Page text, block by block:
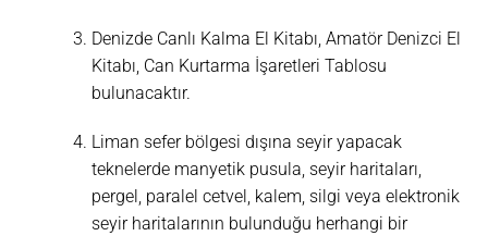
Denizde Canlı Kalma El Kitabı, Amatör Denizci El
Kitabı, Can Kurtarma İşaretleri Tablosu
bulunacaktır.
Liman sefer bölgesi dışına seyir yapacak
teknelerde manyetik pusula, seyir haritaları,
pergel, paralel cetvel, kalem, silgi veya elektronik
seyir haritalarının bulunduğu herhangi bir